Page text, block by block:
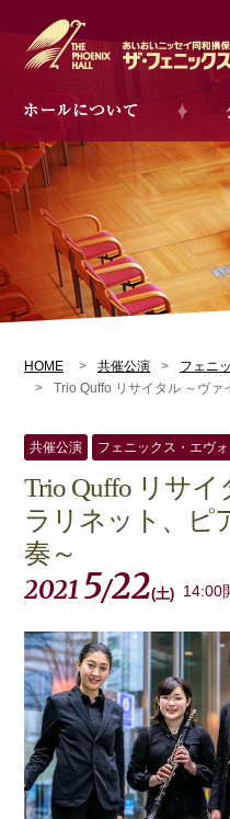
HOME 共催公演
フェニ
Trio Quffo リサイタル ～ヴ
共催公演 フェニックス・エヴ
Trio Quffo リサ
ラリネット、ピ
奏～
2021 5/22(土) 14:00